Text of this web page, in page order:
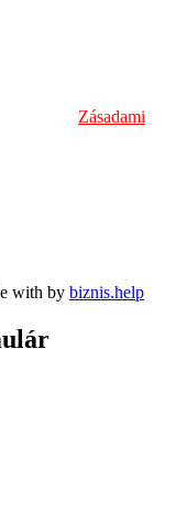
Zásadami
with by biznis.help